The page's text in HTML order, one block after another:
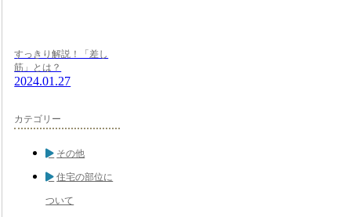
すっきり解説！「差し
筋」とは？
2024.01.27
カテゴリー
その他
住宅の部位に
ついて